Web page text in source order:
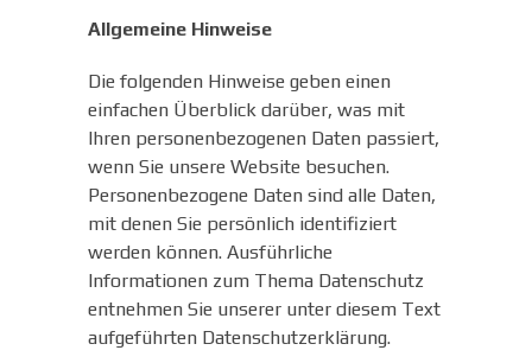
Allgemeine Hinweise
Die folgenden Hinweise geben einen
einfachen Überblick darüber, was mit
Ihren personenbezogenen Daten passiert,
wenn Sie unsere Website besuchen.
Personenbezogene Daten sind alle Daten,
mit denen Sie persönlich identifiziert
werden können. Ausführliche
Informationen zum Thema Datenschutz
entnehmen Sie unserer unter diesem Text
aufgeführten Datenschutzerklärung.